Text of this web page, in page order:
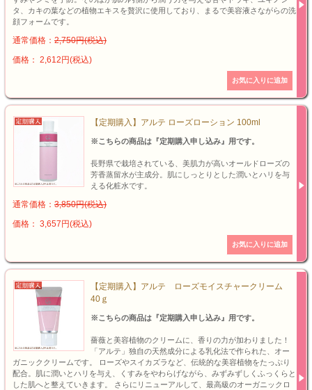
タ、カキの葉などの植物エキスを贅沢に使用しており、まるで美容液さながらの洗
顔フォームです。
通常価格： 2,750円(税込)
価格： 2,612円(税込)
【定期購入】アルテ ローズローション 100ml
※こちらの商品は『定期購入申し込み』用です。
長野県で栽培されている、美肌力が高いオールドローズの
芳香蒸留水が主成分。肌にしっとりとした潤いとハリを与
える化粧水です。
通常価格： 3,850円(税込)
価格： 3,657円(税込)
【定期購入】アルテ ローズモイスチャークリーム
40ｇ
※こちらの商品は『定期購入申し込み』用です。
薔薇と美容植物のクリームに、香りの力が加わりました！
「アルテ」独自の天然成分による乳化法で作られた、オー
ガニッククリームです。 ローズやスイカズラなど、伝統的な美容植物をたっぷり
配合。肌に潤いとハリを与え、くすみをやわらげながら、みずみずしくふっくらと
した肌へと整えていきます。 さらにリニューアルして、最高級のオーガニックロ